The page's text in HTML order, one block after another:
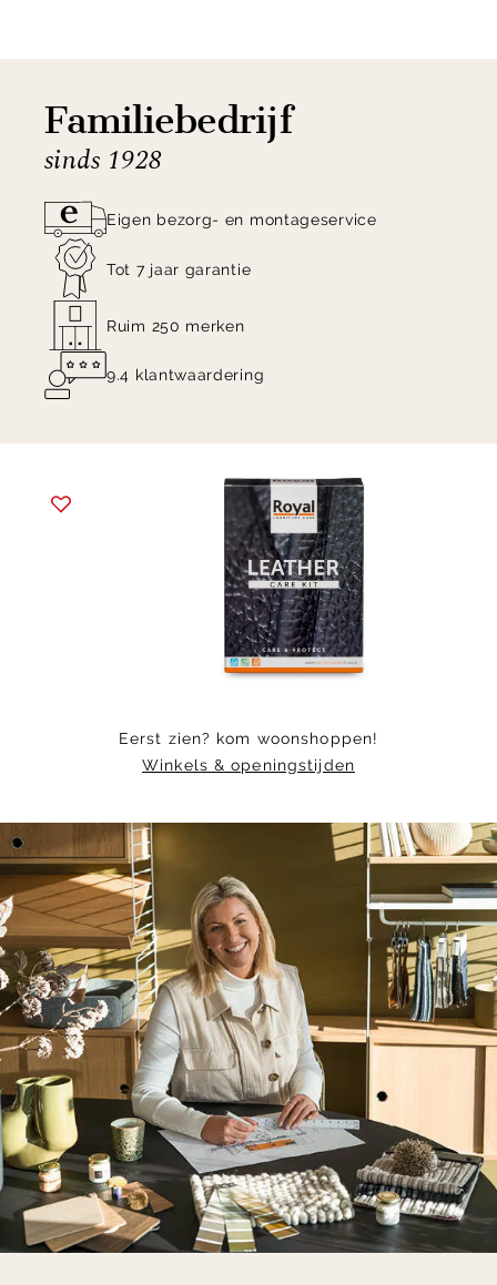
Double Action Spons
geschuurd/geborsteld leder, zoals nubuck en
suède.
Familiebedrijf
sinds 1928
Eigen bezorg- en montageservice
Tot 7 jaar garantie
Ruim 250 merken
9.4 klantwaardering
Eerst zien? kom woonshoppen!
Winkels & openingstijden